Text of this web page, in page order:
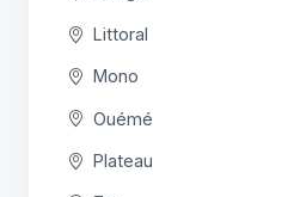
Littoral
Mono
Ouémé
Plateau